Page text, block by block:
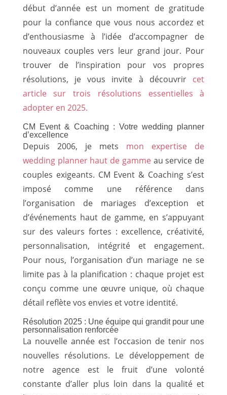
début d’année est un moment de gratitude
pour la confiance que vous nous accordez et
d’enthousiasme à l’idée d’accompagner de
nouveaux couples vers leur grand jour. Pour
trouver de l’inspiration pour vos propres
résolutions, je vous invite à découvrir cet
article sur trois résolutions essentielles à
adopter en 2025.
CM Event & Coaching : Votre wedding planner
d’excellence
Depuis 2006, je mets mon expertise de
wedding planner haut de gamme au service de
couples exigeants. CM Event & Coaching s’est
imposé comme une référence dans
l’organisation de mariages d’exception et
d’événements haut de gamme, en s’appuyant
sur des valeurs fortes : excellence, créativité,
personnalisation, intégrité et engagement.
Pour nous, l’organisation d’un mariage ne se
limite pas à la planification : chaque projet est
conçu comme une œuvre unique, où chaque
détail reflète vos envies et votre identité.
Résolution 2025 : Une équipe qui grandit pour une
personnalisation renforcée
La nouvelle année est l’occasion de tenir nos
nouvelles résolutions. Le développement de
notre agence est le fruit d’une volonté
constante d’aller plus loin dans la qualité et